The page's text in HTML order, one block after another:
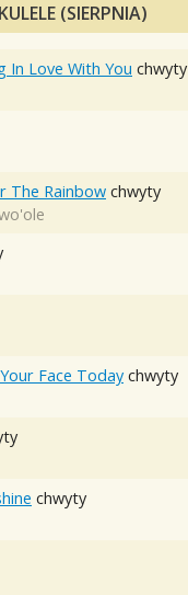
(SIERPNIA)
In Love With You chwyty
The Rainbow chwyty
Face Today chwyty
chwyty